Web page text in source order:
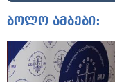
ბოლო ამბები: